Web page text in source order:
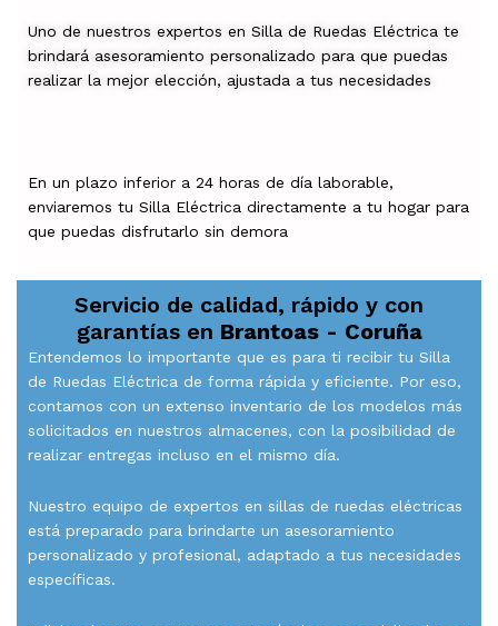
Uno de nuestros expertos en Silla de Ruedas Eléctrica te
brindará asesoramiento personalizado para que puedas
realizar la mejor elección, ajustada a tus necesidades
En un plazo inferior a 24 horas de día laborable,
enviaremos tu Silla Eléctrica directamente a tu hogar para
que puedas disfrutarlo sin demora
Servicio de calidad, rápido y con
garantías en Brantoas - Coruña
Entendemos lo importante que es para ti recibir tu Silla
de Ruedas Eléctrica de forma rápida y eficiente. Por eso,
contamos con un extenso inventario de los modelos más
solicitados en nuestros almacenes, con la posibilidad de
realizar entregas incluso en el mismo día.
Nuestro equipo de expertos en sillas de ruedas eléctricas
está preparado para brindarte un asesoramiento
personalizado y profesional, adaptado a tus necesidades
específicas.